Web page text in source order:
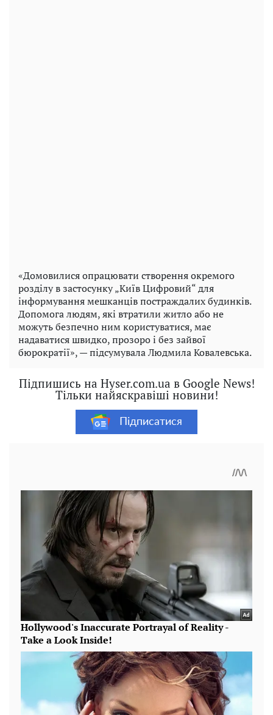
«Домовилися опрацювати створення окремого
розділу в застосунку „Київ Цифровий“ для
інформування мешканців постраждалих будинків.
Допомога людям, які втратили житло або не
можуть безпечно ним користуватися, має
надаватися швидко, прозоро і без зайвої
бюрократії», — підсумувала Людмила Ковалевська.
Підпишись на Hyser.com.ua в Google News!
Тільки найяскравіші новини!
Підписатися